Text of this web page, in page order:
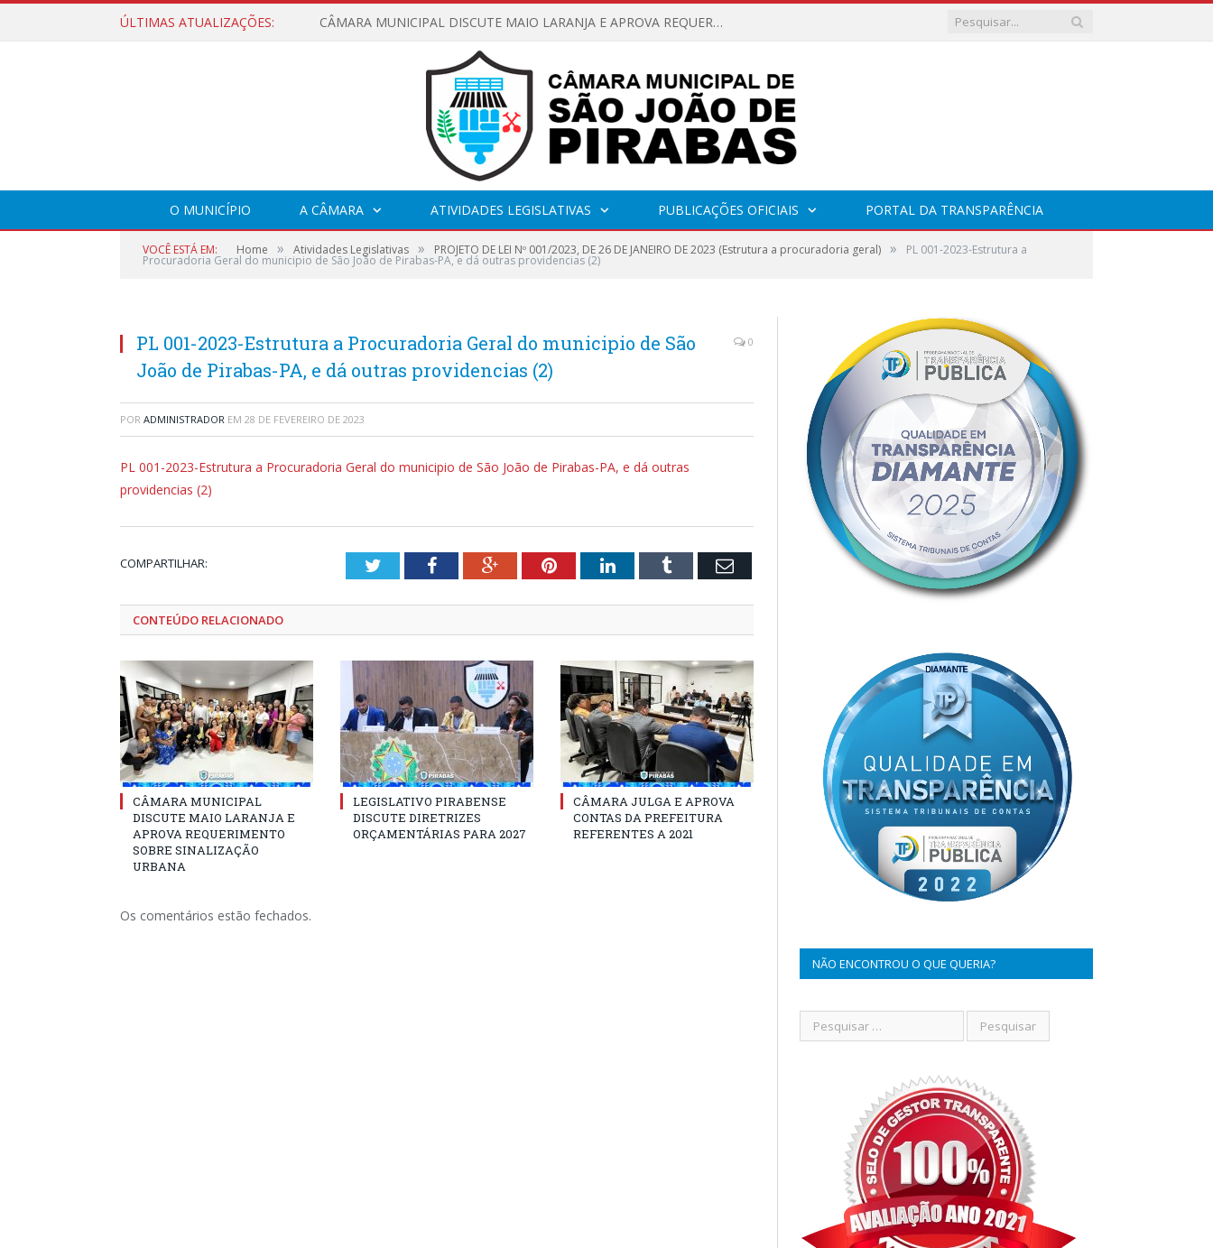
ÚLTIMAS ATUALIZAÇÕES: CÂMARA MUNICIPAL DISCUTE MAIO LARANJA E APROVA REQUERIMENTO SOBRE SINALIZAÇÃO URBANA
O MUNICÍPIO A CÂMARA ATIVIDADES LEGISLATIVAS PUBLICAÇÕES OFICIAIS PORTAL DA TRANSPARÊNCIA
VOCÊ ESTÁ EM: Home » Atividades Legislativas » PROJETO DE LEI Nº 001/2023, DE 26 DE JANEIRO DE 2023 (Estrutura a procuradoria geral) » PL 001-2023-Estrutura a
Procuradoria Geral do municipio de São João de Pirabas-PA, e dá outras providencias (2)
PL 001-2023-Estrutura a Procuradoria Geral do municipio de São
João de Pirabas-PA, e dá outras providencias (2)
0
POR ADMINISTRADOR EM 28 DE FEVEREIRO DE 2023
PL 001-2023-Estrutura a Procuradoria Geral do municipio de São João de Pirabas-PA, e dá outras
providencias (2)
COMPARTILHAR: TwitterFacebookGoogle+PinterestLinkedInTumblr Email
CONTEÚDO RELACIONADO
CÂMARA MUNICIPAL
DISCUTE MAIO LARANJA E
APROVA REQUERIMENTO
SOBRE SINALIZAÇÃO
URBANA
LEGISLATIVO PIRABENSE
DISCUTE DIRETRIZES
ORÇAMENTÁRIAS PARA 2027
CÂMARA JULGA E APROVA
CONTAS DA PREFEITURA
REFERENTES A 2021
Os comentários estão fechados.
NÃO ENCONTROU O QUE QUERIA?